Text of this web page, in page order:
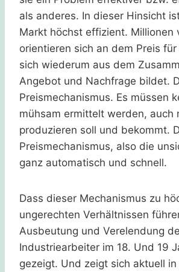
als anderes. In dieser Hinsicht
Markt höchst effizient. Millionen
orientieren sich an dem Preis
sich wiederum aus dem
Angebot und Nachfrage bildet.
Preismechanismus. Es müssen
mühsam ermittelt werden, auch
produzieren soll und bekommt.
Preismechanismus, also die
ganz automatisch und schnell.
Dass dieser Mechanismus zu
ungerechten Verhältnissen
Ausbeutung und Verelendung
Industriearbeiter im 18. Und 19
gezeigt. Und zeigt sich aktuell in